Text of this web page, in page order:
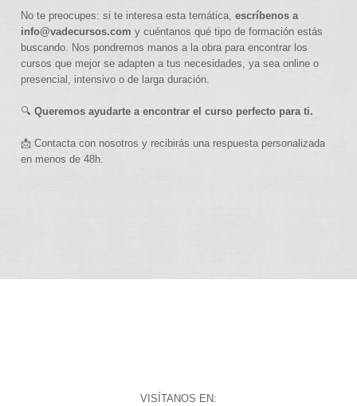
No te preocupes: si te interesa esta temática,escríbenos a
info@vadecursos.com y cuéntanos qué tipo de formación estás
buscando. Nos pondremos manos a la obra para encontrar los
cursos que mejor se adapten a tus necesidades, ya sea online o
presencial, intensivo o de larga duración.
🔍Queremos ayudarte a encontrar el curso perfecto para ti.
📩 Contacta con nosotros y recibirás una respuesta personalizada
en menos de 48h.
VISÍTANOS EN: